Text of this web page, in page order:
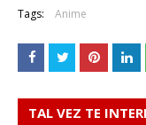
Tags: Anime
TAL VEZ TE